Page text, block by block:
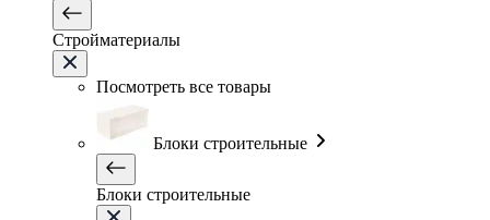
Стройматериалы
Посмотреть все товары
Блоки строительные
Блоки строительные